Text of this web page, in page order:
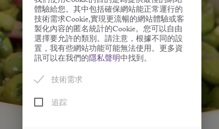
體驗給您。其中包括確保網站能正常運行的
技術需求Cookie,實現更流暢的網站體驗或客
製化內容的匿名統計的Cookie。您可以自由
選擇要允許的類別。請注意，根據不同的設
置，我有些網站功能可能無法使用。更多資
訊可以在我們的隱私聲明中找到。
技術需求
追踪